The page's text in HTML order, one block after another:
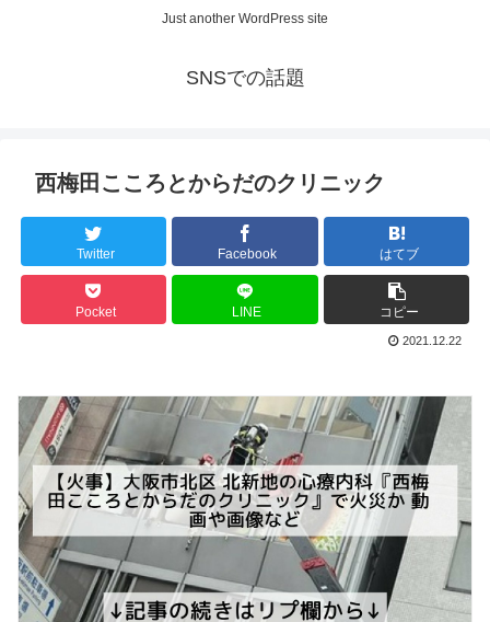
Just another WordPress site
SNSでの話題
西梅田こころとからだのクリニック
Twitter Facebook はてブ
Pocket LINE コピー
2021.12.22